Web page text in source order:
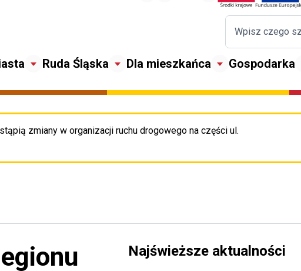
Ruda Śląska Dla mieszkańca Gospodarka
zmiany w organizacji ruchu drogowego na części ul.
Przejdź do porzpedniego
Najświeższe aktualności